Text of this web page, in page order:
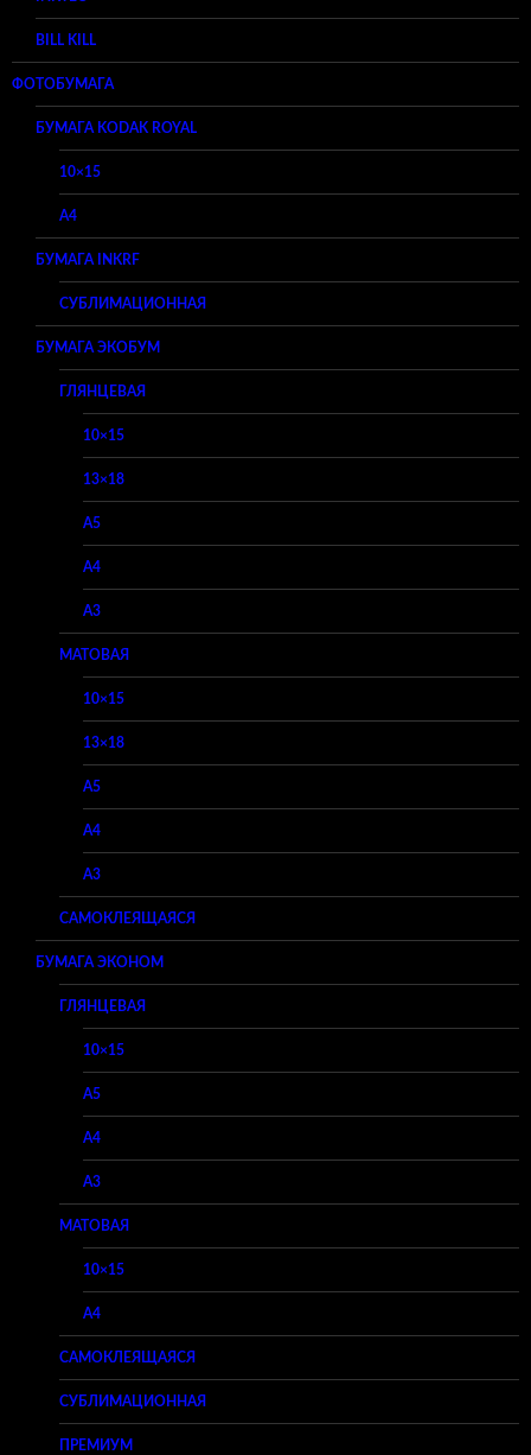
BILL KILL
ФОТОБУМАГА
БУМАГА KODAK ROYAL
10×15
A4
БУМАГА INKRF
СУБЛИМАЦИОННАЯ
БУМАГА ЭКОБУМ
ГЛЯНЦЕВАЯ
10×15
13×18
A5
A4
A3
МАТОВАЯ
10×15
13×18
A5
A4
A3
САМОКЛЕЯЩАЯСЯ
БУМАГА ЭКОНОМ
ГЛЯНЦЕВАЯ
10×15
A5
A4
A3
МАТОВАЯ
10×15
A4
САМОКЛЕЯЩАЯСЯ
СУБЛИМАЦИОННАЯ
ПРЕМИУМ